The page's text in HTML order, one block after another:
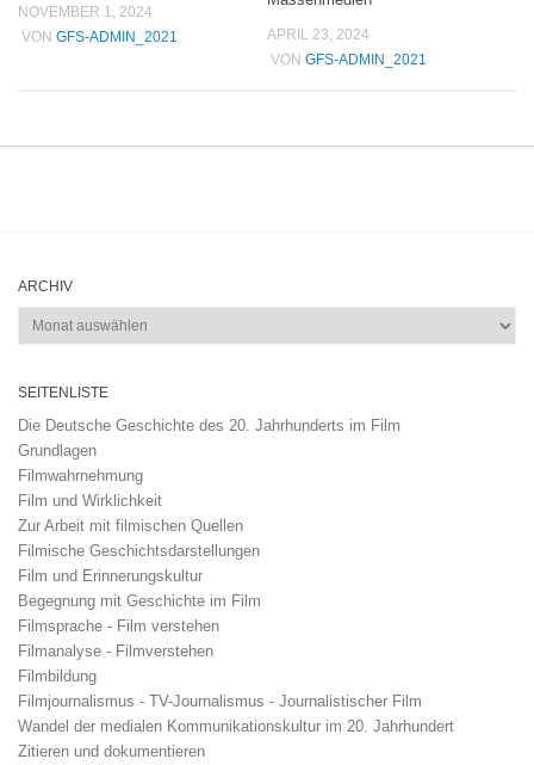
NOVEMBER 1, 2024
VON GFS-ADMIN_2021
APRIL 23, 2024
VON GFS-ADMIN_2021
ARCHIV
Archiv
SEITENLISTE
Die Deutsche Geschichte des 20. Jahrhunderts im Film
Grundlagen
Filmwahrnehmung
Film und Wirklichkeit
Zur Arbeit mit filmischen Quellen
Filmische Geschichtsdarstellungen
Film und Erinnerungskultur
Begegnung mit Geschichte im Film
Filmsprache - Film verstehen
Filmanalyse - Filmverstehen
Filmbildung
Filmjournalismus - TV-Journalismus - Journalistischer Film
Wandel der medialen Kommunikationskultur im 20. Jahrhundert
Zitieren und dokumentieren